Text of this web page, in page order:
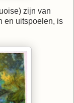
zijn van
en uitspoelen, is